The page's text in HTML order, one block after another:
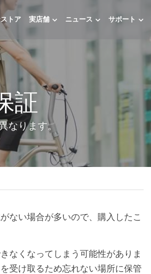
トア 実店舗 ニュース サポート
証
なります。
ない場合が多いので、購入したこ
なくなってしまう可能性がありま
受け取るため忘れない場所に保管